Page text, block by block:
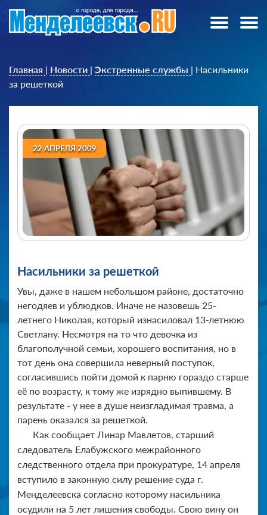
Главная | Новости | Экстренные службы | Насильники
за решеткой
22 АПРЕЛЯ 2009
Насильники за решеткой
Увы, даже в нашем небольшом районе, достаточно
негодяев и ублюдков. Иначе не назовешь 25-
летнего Николая, который изнасиловал 13-летнюю
Светлану. Несмотря на то что девочка из
благополучной семьи, хорошего воспитания, но в
тот день она совершила неверный поступок,
согласившись пойти домой к парню гораздо старше
её по возрасту, к тому же изрядно выпившему. В
результате - у нее в душе неизгладимая травма, а
парень оказался за решеткой.
Как сообщает Линар Мавлетов, старший
следователь Елабужского межрайонного
следственного отдела при прокуратуре, 14 апреля
вступило в законную силу решение суда г.
Менделеевска согласно которому насильника
осудили на 5 лет лишения свободы. Свою вину он